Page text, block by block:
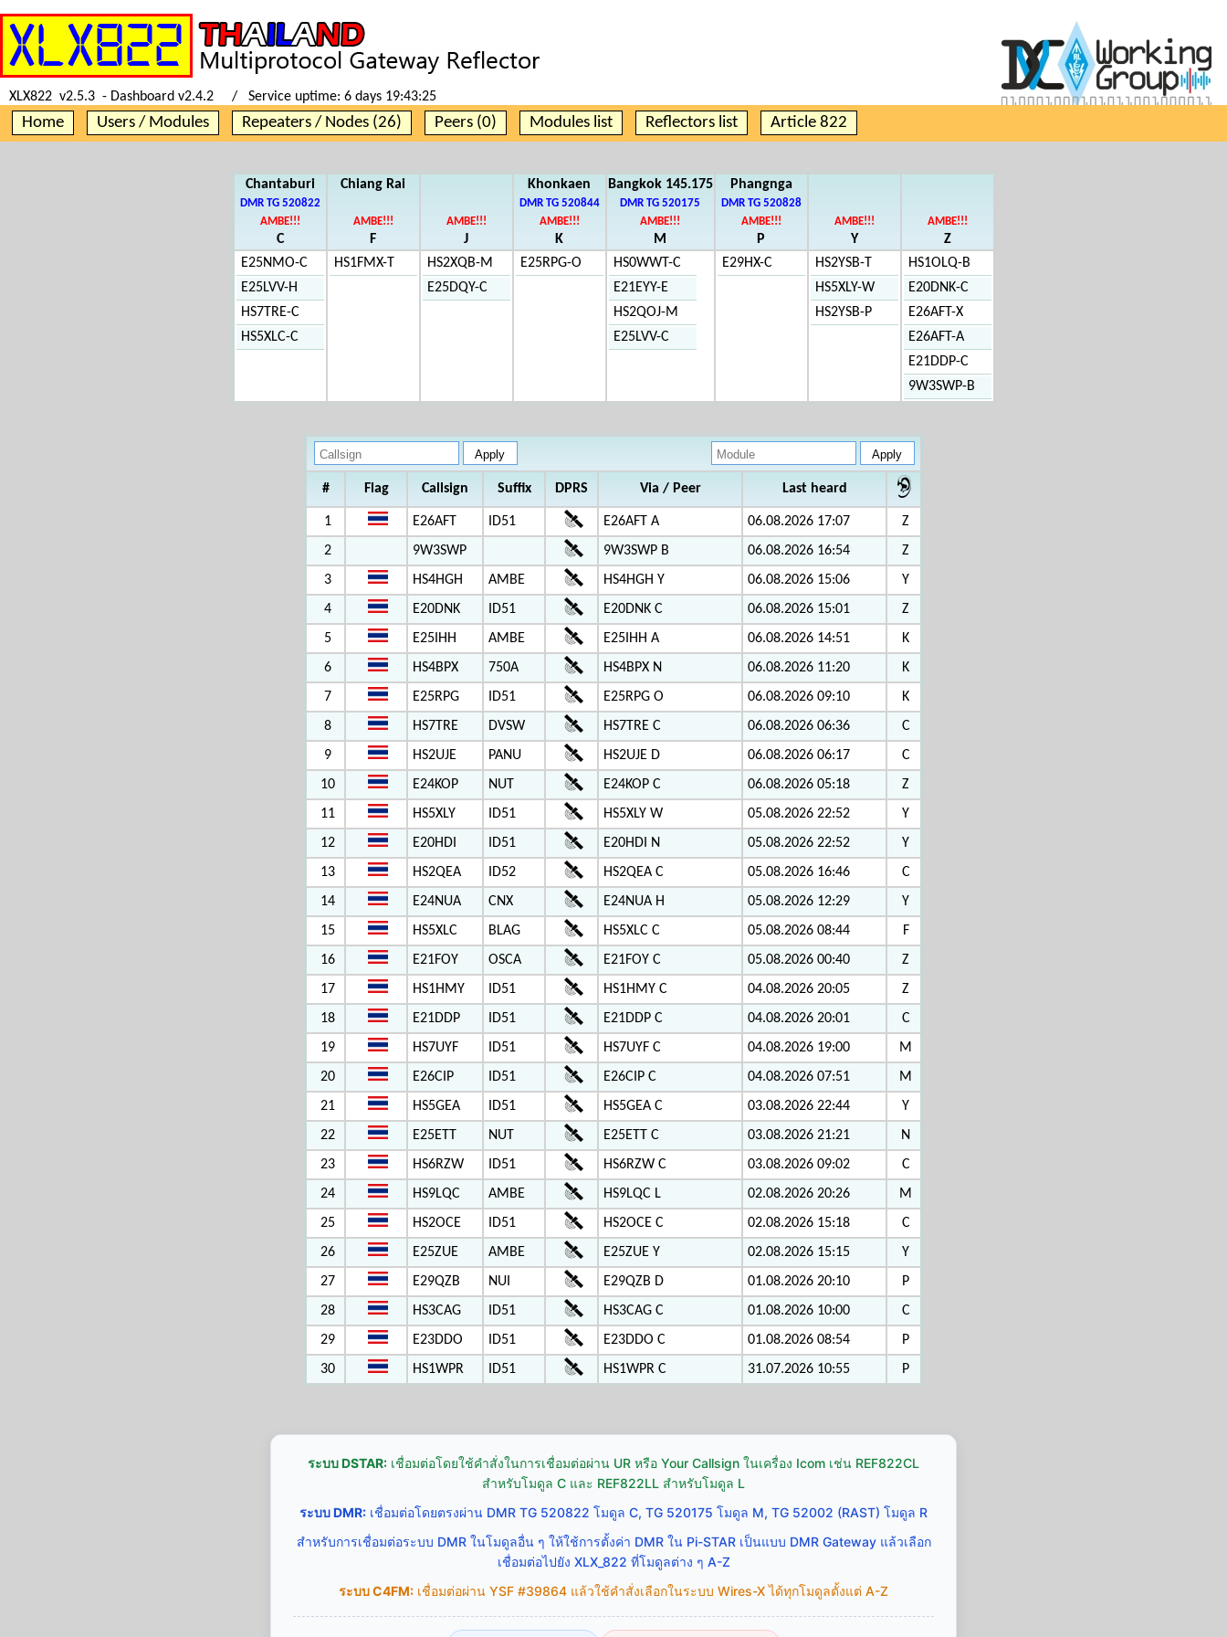
XLX822 v2.5.3 - Dashboard v2.4.2 / Service uptime: 6 days 19:43:25
Home Users / Modules Repeaters / Nodes (26) Peers (0) Modules list Reflectors list Article 822
Chantaburi
DMR TG 520822
AMBE!!!
C
Chiang Rai
AMBE!!!
F
AMBE!!!
J
Khonkaen
DMR TG 520844
AMBE!!!
K
Bangkok 145.175
DMR TG 520175
AMBE!!!
M
Phangnga
DMR TG 520828
AMBE!!!
P
AMBE!!!
Y
AMBE!!!
Z
E25NMO-C
E25LVV-H
HS7TRE-C
HS5XLC-C
HS1FMX-T
HS2XQB-M
E25DQY-C
E25RPG-O
HS0WWT-C
E21EYY-E
HS2QOJ-M
E25LVV-C
E29HX-C
HS2YSB-T
HS5XLY-W
HS2YSB-P
HS1OLQ-B
E20DNK-C
E26AFT-X
E26AFT-A
E21DDP-C
9W3SWP-B
# Flag Callsign Suffix DPRS Via / Peer Last heard
1 E26AFT ID51 E26AFT A 06.08.2026 17:07
Z
2
9W3SWP 9W3SWP B 06.08.2026 16:54
Z
3
HS4HGH AMBE HS4HGH Y 06.08.2026 15:06
Y
4
E20DNK ID51 E20DNK C 06.08.2026 15:01
Z
5
E25IHH AMBE E25IHH A 06.08.2026 14:51
K
6
HS4BPX 750A HS4BPX N 06.08.2026 11:20
K
7
E25RPG ID51 E25RPG O 06.08.2026 09:10
K
8
HS7TRE DVSW HS7TRE C 06.08.2026 06:36
C
9
HS2UJE PANU HS2UJE D 06.08.2026 06:17
C
10
E24KOP NUT E24KOP C 06.08.2026 05:18
Z
11
HS5XLY ID51 HS5XLY W 05.08.2026 22:52
Y
12
E20HDI ID51 E20HDI N 05.08.2026 22:52
Y
13
HS2QEA ID52 HS2QEA C 05.08.2026 16:46
C
14
E24NUA CNX E24NUA H 05.08.2026 12:29
Y
15
HS5XLC BLAG HS5XLC C 05.08.2026 08:44
F
16
E21FOY OSCA E21FOY C 05.08.2026 00:40
Z
17
HS1HMY ID51 HS1HMY C 04.08.2026 20:05
Z
18
E21DDP ID51 E21DDP C 04.08.2026 20:01
C
19
HS7UYF ID51 HS7UYF C 04.08.2026 19:00
M
20
E26CIP ID51 E26CIP C 04.08.2026 07:51
M
21
HS5GEA ID51 HS5GEA C 03.08.2026 22:44
Y
22
E25ETT NUT E25ETT C 03.08.2026 21:21
N
23
HS6RZW ID51 HS6RZW C 03.08.2026 09:02
C
24
HS9LQC AMBE HS9LQC L 02.08.2026 20:26
M
25
HS2OCE ID51 HS2OCE C 02.08.2026 15:18
C
26
E25ZUE AMBE E25ZUE Y 02.08.2026 15:15
Y
27
E29QZB NUI E29QZB D 01.08.2026 20:10
P
28
HS3CAG ID51 HS3CAG C 01.08.2026 10:00
C
29
E23DDO ID51 E23DDO C 01.08.2026 08:54
P
30
HS1WPR ID51 HS1WPR C 31.07.2026 10:55 P
ระบบ DSTAR: เชื่อมต่อโดยใช้คำสั่งในการเชื่อมต่อผ่าน UR หรือ Your Callsign ในเครื่อง Icom เช่น REF822CL
สำหรับโมดูล C และ REF822LL สำหรับโมดูล L
ระบบ DMR: เชื่อมต่อโดยตรงผ่าน DMR TG 520822 โมดูล C, TG 520175 โมดูล M, TG 52002 (RAST) โมดูล R
สำหรับการเชื่อมต่อระบบ DMR ในโมดูลอื่น ๆ ให้ใช้การตั้งค่า DMR ใน Pi-STAR เป็นแบบ DMR Gateway แล้วเลือก
เชื่อมต่อไปยัง XLX_822 ที่โมดูลต่าง ๆ A-Z
ระบบ C4FM: เชื่อมต่อผ่าน YSF #39864 แล้วใช้คำสั่งเลือกในระบบ Wires-X ได้ทุกโมดูลตั้งแต่ A-Z